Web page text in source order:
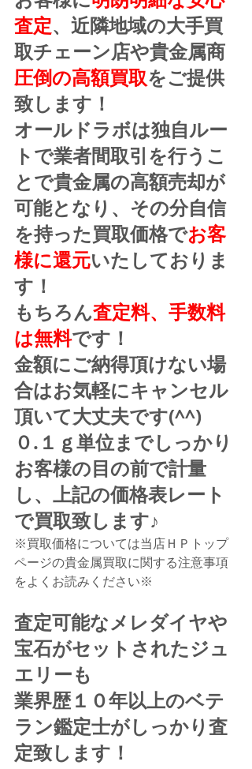
査定、近隣地域の大手買
取チェーン店や貴金属商
圧倒の高額買取をご提供
致します！
オールドラボは独自ルー
トで業者間取引を行うこ
とで貴金属の高額売却が
可能となり、その分自信
を持った買取価格でお客
様に還元いたしておりま
す！
もちろん査定料、手数料
は無料です！
金額にご納得頂けない場
合はお気軽にキャンセル
頂いて大丈夫です(^^)
０.１ｇ単位までしっかり
お客様の目の前で計量
し、上記の価格表レート
で買取致します♪
※買取価格については当店ＨＰトップ
ページの貴金属買取に関する注意事項
をよくお読みください※
査定可能なメレダイヤや
宝石がセットされたジュ
エリーも
業界歴１０年以上のベテ
ラン鑑定士がしっかり査
定致します！